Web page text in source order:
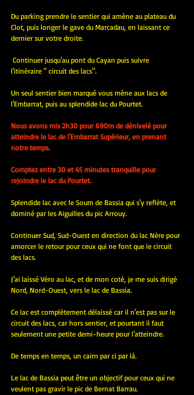
Du parking prendre le sentier qui amène au plateau du
Clot, puis longer le gave du Marcadau, en laissant ce
dernier sur votre droite.
l'itinéraire " circuit des lacs".
Un seul sentier bien marqué vous mène aux lacs de
l'Embarrat, puis au splendide lac du Pourtet.
Nous avons mis 2h30 pour 690m de dénivelé pour
atteindre le lac de l'Embarrat Supérieur, en prenant
notre temps.
Comptez entre 30 et 45 minutes tranquille pour
rejoindre le lac du Pourtet.
Splendide lac avec le Soum de Bassia qui s'y reflète, et
dominé par les Aiguilles du pic Arrouy.
Continuer Sud, Sud-Ouest en direction du lac Nère pour
amorcer le retour pour ceux qui ne font que le circuit
des lacs.
J'ai laissé Véro au lac, et de mon coté, je me suis dirigé
Nord, Nord-Ouest, vers le lac de Bassia.
Ce lac est complètement délaissé car il n'est pas sur le
circuit des lacs, car hors sentier, et pourtant il faut
seulement une petite demi-heure pour l'atteindre.
De temps en temps, un cairn par ci par là.
Le lac de Bassia peut être un objectif pour ceux qui ne
veulent pas gravir le pic de Bernat Barrau.